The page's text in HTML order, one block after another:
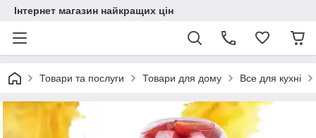
Інтернет магазин найкращих цін
Товари та послуги Товари для дому Все для кухні